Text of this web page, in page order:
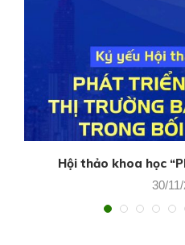
Hội thảo khoa học
30/